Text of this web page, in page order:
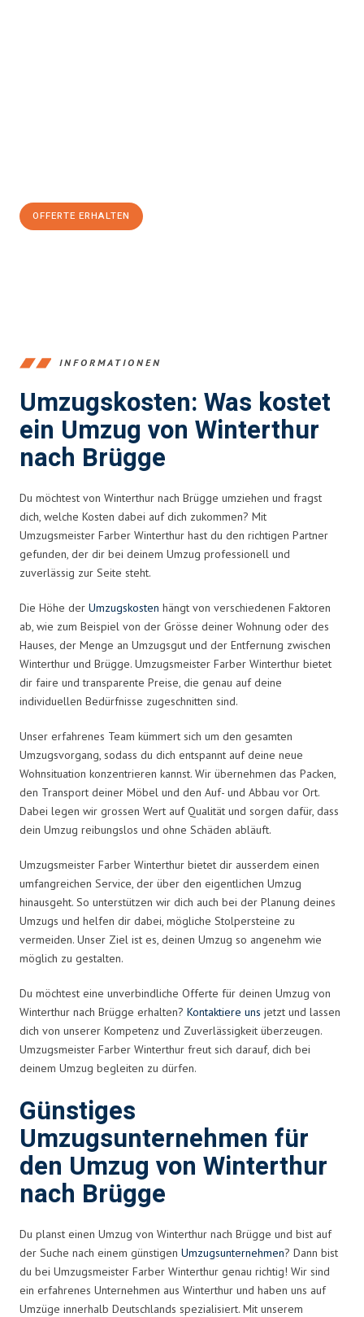
OFFERTE ERHALTEN
INFORMATIONEN
Umzugskosten: Was kostet
ein Umzug von Winterthur
nach Brügge
Du möchtest von Winterthur nach Brügge umziehen und fragst
dich, welche Kosten dabei auf dich zukommen? Mit
Umzugsmeister Farber Winterthur hast du den richtigen Partner
gefunden, der dir bei deinem Umzug professionell und
zuverlässig zur Seite steht.
Die Höhe der Umzugskosten hängt von verschiedenen Faktoren
ab, wie zum Beispiel von der Grösse deiner Wohnung oder des
Hauses, der Menge an Umzugsgut und der Entfernung zwischen
Winterthur und Brügge. Umzugsmeister Farber Winterthur bietet
dir faire und transparente Preise, die genau auf deine
individuellen Bedürfnisse zugeschnitten sind.
Unser erfahrenes Team kümmert sich um den gesamten
Umzugsvorgang, sodass du dich entspannt auf deine neue
Wohnsituation konzentrieren kannst. Wir übernehmen das Packen,
den Transport deiner Möbel und den Auf- und Abbau vor Ort.
Dabei legen wir grossen Wert auf Qualität und sorgen dafür, dass
dein Umzug reibungslos und ohne Schäden abläuft.
Umzugsmeister Farber Winterthur bietet dir ausserdem einen
umfangreichen Service, der über den eigentlichen Umzug
hinausgeht. So unterstützen wir dich auch bei der Planung deines
Umzugs und helfen dir dabei, mögliche Stolpersteine zu
vermeiden. Unser Ziel ist es, deinen Umzug so angenehm wie
möglich zu gestalten.
Du möchtest eine unverbindliche Offerte für deinen Umzug von
Winterthur nach Brügge erhalten? Kontaktiere uns jetzt und lassen
dich von unserer Kompetenz und Zuverlässigkeit überzeugen.
Umzugsmeister Farber Winterthur freut sich darauf, dich bei
deinem Umzug begleiten zu dürfen.
Günstiges
Umzugsunternehmen für
den Umzug von Winterthur
nach Brügge
Du planst einen Umzug von Winterthur nach Brügge und bist auf
der Suche nach einem günstigen Umzugsunternehmen? Dann bist
du bei Umzugsmeister Farber Winterthur genau richtig! Wir sind
ein erfahrenes Unternehmen aus Winterthur und haben uns auf
Umzüge innerhalb Deutschlands spezialisiert. Mit unserem